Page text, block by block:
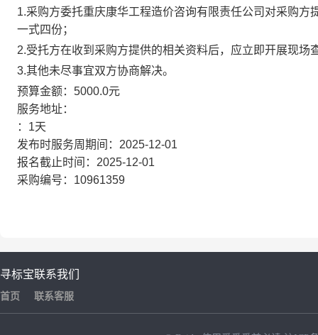
1.采购方委托重庆康华工程造价咨询有限责任公司对采购
一式四份；
2.受托方在收到采购方提供的相关资料后，应立即开展现
3.其他未尽事宜双方协商解决。
预算金额：5000.0元
服务地址：
：1天
发布时服务周期间：2025-12-01
报名截止时间：2025-12-01
采购编号：10961359
寻标宝
首页
联系我们
联系客服